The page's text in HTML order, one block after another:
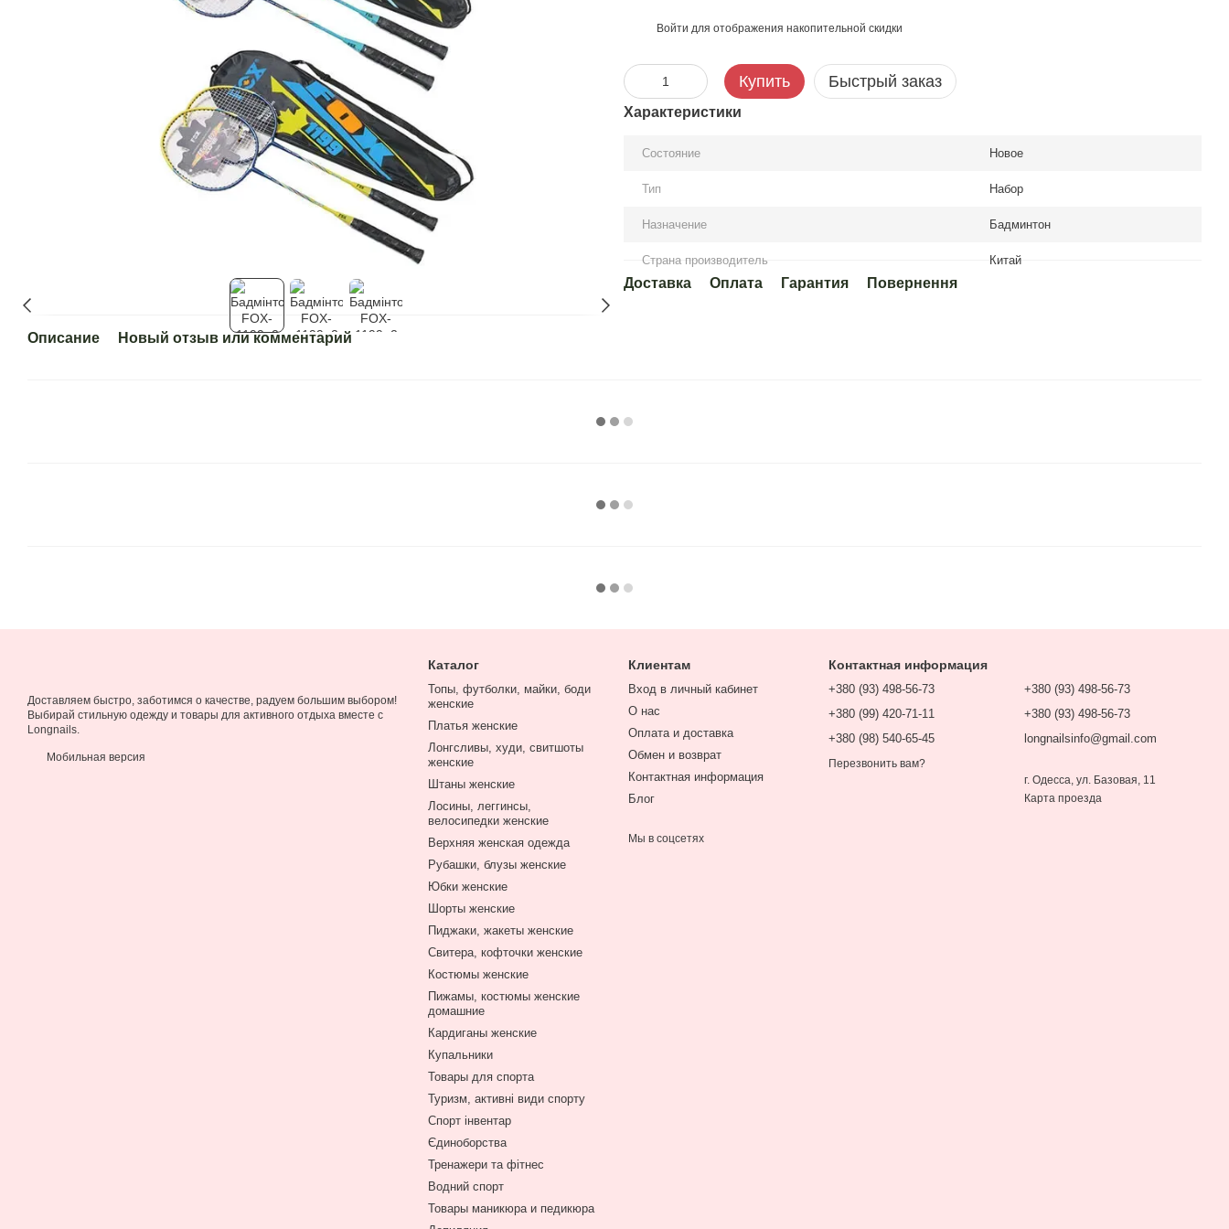
Описание Новый отзыв или комментарий
Войти для отображения накопительной скидки
Купить Быстрый заказ
Характеристики
Состояние Новое
Тип Набор
Назначение Бадминтон
Страна производитель Китай
Доставка Оплата Гарантия Повернення
Доставляем быстро, заботимся о качестве, радуем большим выбором!
Выбирай стильную одежду и товары для активного отдыха вместе с
Longnails.
Мобильная версия
Каталог
Топы, футболки, майки, боди
женские
Платья женские
Лонгсливы, худи, свитшоты
женские
Штаны женские
Лосины, леггинсы,
велосипедки женские
Верхняя женская одежда
Рубашки, блузы женские
Юбки женские
Шорты женские
Пиджаки, жакеты женские
Свитера, кофточки женские
Костюмы женские
Пижамы, костюмы женские
домашние
Кардиганы женские
Купальники
Товары для спорта
Туризм, активні види спорту
Спорт інвентар
Єдиноборства
Тренажери та фітнес
Водний спорт
Товары маникюра и педикюра
Клиентам
Вход в личный кабинет
О нас
Оплата и доставка
Обмен и возврат
Контактная информация
Блог
Мы в соцсетях
Контактная информация
+380 (93) 498-56-73
+380 (99) 420-71-11
+380 (98) 540-65-45
Перезвонить вам?
+380 (93) 498-56-73
+380 (93) 498-56-73
longnailsinfo@gmail.com
г. Одесса, ул. Базовая, 11
Карта проезда